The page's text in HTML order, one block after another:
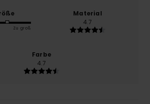
Zu groß
Material
4.7
Farbe
4.7